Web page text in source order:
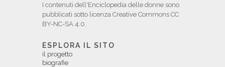
I contenuti dell'Enciclopedia delle donne sono
pubblicati sotto licenza Creative Commons CC
BY-NC-SA 4.0.
ESPLORA IL SITO
il progetto
biografie